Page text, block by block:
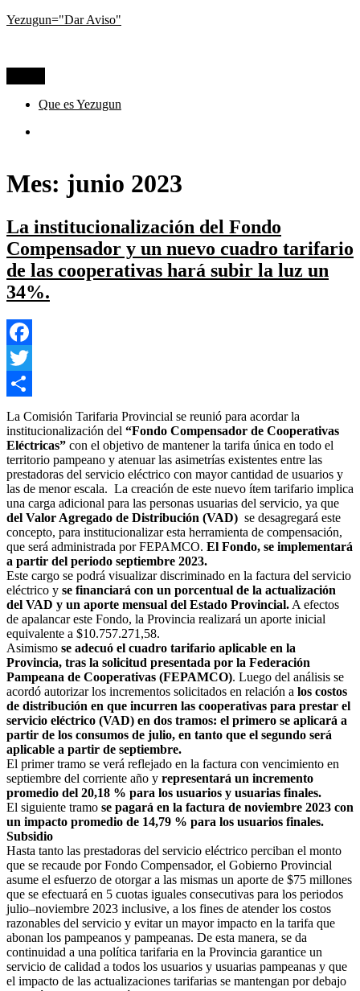
Ir
Yezugun="Dar Aviso"
Que es Yezugun
Mes: junio 2023
La institucionalización del Fondo
Compensador y un nuevo cuadro tarifario
de las cooperativas hará subir la luz un
34%.
Facebook
Twitter
Compartir
La Comisión Tarifaria Provincial se reunió para acordar la
institucionalización del “Fondo Compensador de Cooperativas
Eléctricas” con el objetivo de mantener la tarifa única en todo el
territorio pampeano y atenuar las asimetrías existentes entre las
prestadoras del servicio eléctrico con mayor cantidad de usuarios y
las de menor escala. La creación de este nuevo ítem tarifario implica
una carga adicional para las personas usuarias del servicio, ya que
del Valor Agregado de Distribución (VAD) se desagregará este
concepto, para institucionalizar esta herramienta de compensación,
que será administrada por FEPAMCO. El Fondo, se implementará
a partir del periodo septiembre 2023.
Este cargo se podrá visualizar discriminado en la factura del servicio
eléctrico y se financiará con un porcentual de la actualización
del VAD y un aporte mensual del Estado Provincial. A efectos
de apalancar este Fondo, la Provincia realizará un aporte inicial
equivalente a $10.757.271,58.
Asimismo se adecuó el cuadro tarifario aplicable en la
Provincia, tras la solicitud presentada por la Federación
Pampeana de Cooperativas (FEPAMCO). Luego del análisis se
acordó autorizar los incrementos solicitados en relación a los costos
de distribución en que incurren las cooperativas para prestar el
servicio eléctrico (VAD) en dos tramos: el primero se aplicará a
partir de los consumos de julio, en tanto que el segundo será
aplicable a partir de septiembre.
El primer tramo se verá reflejado en la factura con vencimiento en
septiembre del corriente año y representará un incremento
promedio del 20,18 % para los usuarios y usuarias finales.
El siguiente tramo se pagará en la factura de noviembre 2023 con
un impacto promedio de 14,79 % para los usuarios finales.
Subsidio
Hasta tanto las prestadoras del servicio eléctrico perciban el monto
que se recaude por Fondo Compensador, el Gobierno Provincial
asume el esfuerzo de otorgar a las mismas un aporte de $75 millones
que se efectuará en 5 cuotas iguales consecutivas para los periodos
julio–noviembre 2023 inclusive, a los fines de atender los costos
razonables del servicio y evitar un mayor impacto en la tarifa que
abonan los pampeanos y pampeanas. De esta manera, se da
continuidad a una política tarifaria en la Provincia garantice un
servicio de calidad a todos los usuarios y usuarias pampeanas y que
el impacto de las actualizaciones tarifarias se mantengan por debajo